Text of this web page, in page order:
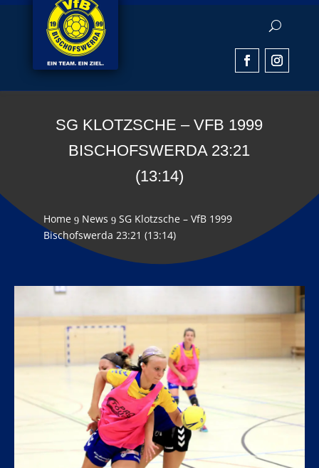
SG KLOTZSCHE – VFB 1999
BISCHOFSWERDA 23:21
(13:14)
Home 9 News 9 SG Klotzsche – VfB 1999
Bischofswerda 23:21 (13:14)